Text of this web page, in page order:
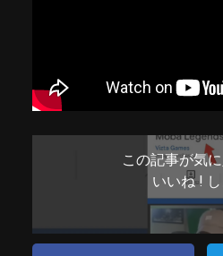
この記事が気
いいね !